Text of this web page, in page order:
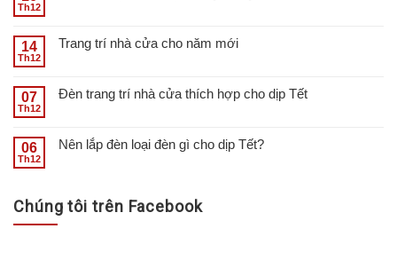
Th12
14
Th12
Trang trí nhà cửa cho năm mới
07
Th12
Đèn trang trí nhà cửa thích hợp cho dịp Tết
06
Th12
Nên lắp đèn loại đèn gì cho dịp Tết?
Chúng tôi trên Facebook